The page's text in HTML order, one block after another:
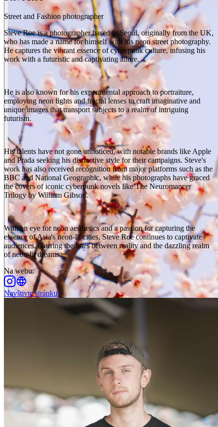
Street and Fashion photographer
Steve Roe is a photographer based in Seoul, originally from the UK,
who has made a name for himself with his neon street photography.
He captures the vibrant essence of cyberpunk culture, infusing his
work with a futuristic and captivating allure.
He is also known for his experimental approach to portraiture,
employing neon lights and fractal lenses to craft imaginative and
unique images that transport subjects to a realm of intriguing
futurism.
His talents have not gone unnoticed, with notable brands like Apple
and Prada seeking his distinctive style for their campaigns. Steve's
work has also received recognition from major platforms such as the
BBC and National Geographic, while his photographs have graced
the covers of iconic cyberpunk novels like The Neuromancer
Trilogy by William Gibson.
With an eye for neon aesthetics and a passion for capturing the
essence of Asia's neon-lit cities, Steve Roe continues to captivate
audiences, blurring the lines between reality and the dazzling realm
of neon-lit dreams.
Na webu:
Navštivte stránku